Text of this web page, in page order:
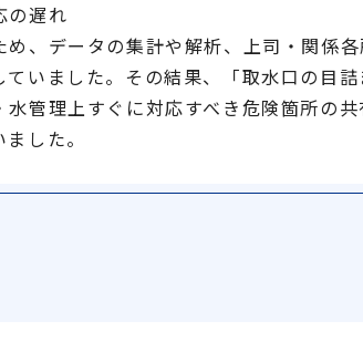
の遅れ
、データの集計や解析、上司・関係
いました。その結果、「取水口の目詰
水管理上すぐに対応すべき危険箇所の
した。